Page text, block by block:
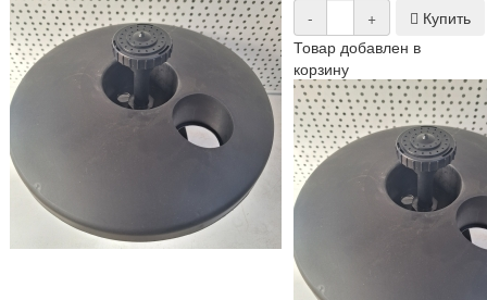
-
+
Купить
Товар добавлен в
корзину